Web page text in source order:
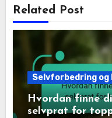
Related Post
Selvforbedring og
Hvordan finne
selvprat for